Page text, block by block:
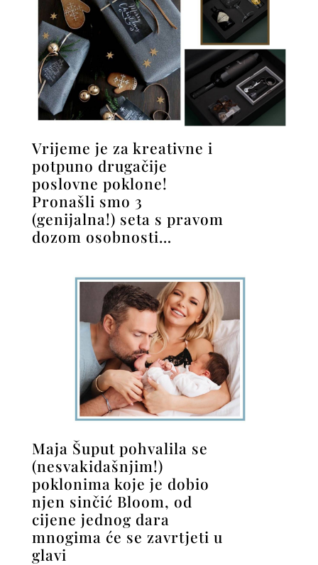
Vrijeme je za kreativne i
potpuno drugačije
poslovne poklone!
Pronašli smo 3
(genijalna!) seta s pravom
dozom osobnosti…
Maja Šuput pohvalila se
(nesvakidašnjim!)
poklonima koje je dobio
njen sinčić Bloom, od
cijene jednog dara
mnogima će se zavrtjeti u
glavi